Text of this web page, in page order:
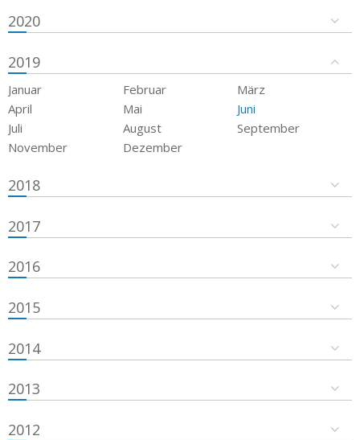
2020
2019
Januar Februar
März
April
Mai
Juni
Juli
August
September
November
Dezember
2018
2017
2016
2015
2014
2013
2012